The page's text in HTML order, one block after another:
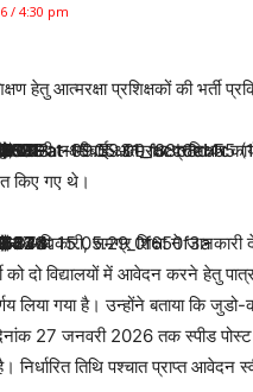
/ 4:30 pm
हेतु आत्मरक्षा प्रशिक्षकों की
रानी लक्ष्मीबाई आत्मरक्षा
किए गए थे।
अधिकारी, समग्र शिक्षा ने जानकारी
दो विद्यालयों में आवेदन करने हेतु
लिया गया है। उन्होंने बताया कि
27 जनवरी 2026 तक स्पीड
तिथि पश्चात प्राप्त आवेदन